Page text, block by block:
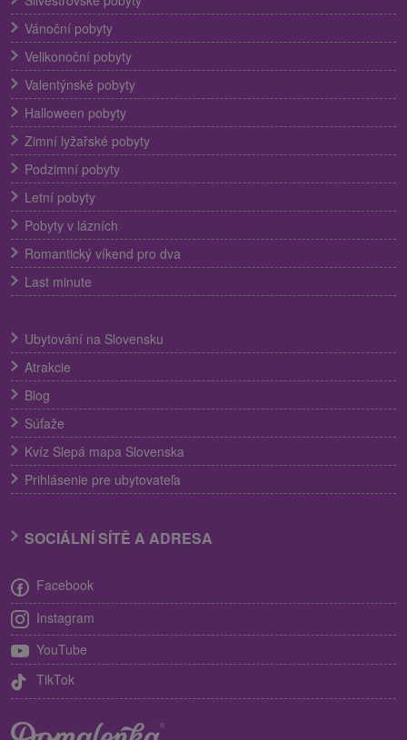
Vánoční pobyty
Velikonoční pobyty
Valentýnské pobyty
Halloween pobyty
Zimní lyžařské pobyty
Podzimní pobyty
Letní pobyty
Pobyty v lázních
Romantický víkend pro dva
Last minute
Ubytování na Slovensku
Atrakcie
Blog
Súťaže
Kvíz Slepá mapa Slovenska
Prihlásenie pre ubytovateľa
SOCIÁLNÍ SÍTĚ A ADRESA
Facebook
Instagram
YouTube
TikTok